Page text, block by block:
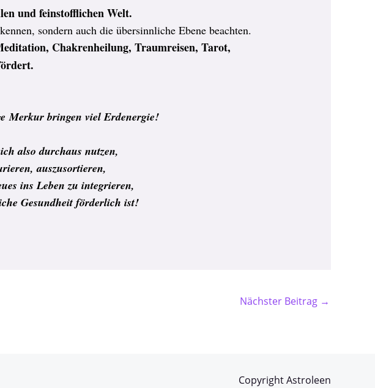
und feinstofflichen Welt.
sondern auch die übersinnliche Ebene beachten.
Chakrenheilung, Traumreisen, Tarot,
Merkur bringen viel Erdenergie!
also durchaus nutzen,
auszusortieren,
ins Leben zu integrieren,
Gesundheit förderlich ist!
Nächster Beitrag →
Copyright Astroleen